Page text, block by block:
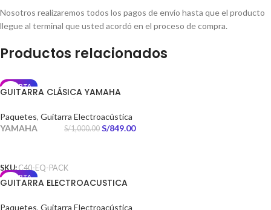
Nosotros realizaremos todos los pagos de envío hasta que el producto
llegue al terminal que usted acordó en el proceso de compra.
Productos relacionados
OFERTA
GUITARRA CLÁSICA YAMAHA
Paquetes, Guitarra Electroacústica
YAMAHA
S/1,000.00 S/849.00
SKU:C40-EQ-PACK
OFERTA
GUITARRA ELECTROACUSTICA
PACK
Paquetes, Guitarra Electroacústica